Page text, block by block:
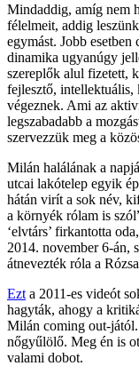
Mindaddig, amíg nem
félelmeit, addig
egymást. Jobb esetben
dinamika ugyanúgy
szereplők alul fizetett,
fejlesztő, intellektuális,
végeznek. Ami az
legszabadabb a
szervezzük meg a
Milán halálának a
utcai lakótelep egyik
hátán virít a sok név,
a környék rólam is
‘elvtárs’ firkantotta
2014. november 6-án,
átnevezték róla a
Ezt a 2011-es videót
hagyták, ahogy a
Milán coming out-jától.
nőgyűlölő. Meg én is
valami dobot.